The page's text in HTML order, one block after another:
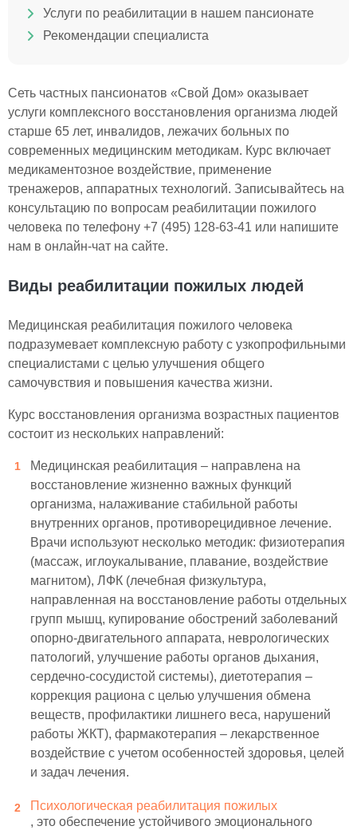
Услуги по реабилитации в нашем пансионате
Рекомендации специалиста
Сеть частных пансионатов «Свой Дом» оказывает
услуги комплексного восстановления организма людей
старше 65 лет, инвалидов, лежачих больных по
современных медицинским методикам. Курс включает
медикаментозное воздействие, применение
тренажеров, аппаратных технологий. Записывайтесь на
консультацию по вопросам реабилитации пожилого
человека по телефону +7 (495) 128-63-41 или напишите
нам в онлайн-чат на сайте.
Виды реабилитации пожилых людей
Медицинская реабилитация пожилого человека
подразумевает комплексную работу с узкопрофильными
специалистами с целью улучшения общего
самочувствия и повышения качества жизни.
Курс восстановления организма возрастных пациентов
состоит из нескольких направлений:
Медицинская реабилитация – направлена на
восстановление жизненно важных функций
организма, налаживание стабильной работы
внутренних органов, противорецидивное лечение.
Врачи используют несколько методик: физиотерапия
(массаж, иглоукалывание, плавание, воздействие
магнитом), ЛФК (лечебная физкультура,
направленная на восстановление работы отдельных
групп мышц, купирование обострений заболеваний
опорно-двигательного аппарата, неврологических
патологий, улучшение работы органов дыхания,
сердечно-сосудистой системы), диетотерапия –
коррекция рациона с целью улучшения обмена
веществ, профилактики лишнего веса, нарушений
работы ЖКТ), фармакотерапия – лекарственное
воздействие с учетом особенностей здоровья, целей
и задач лечения.
Психологическая реабилитация пожилых
, это обеспечение устойчивого эмоционального